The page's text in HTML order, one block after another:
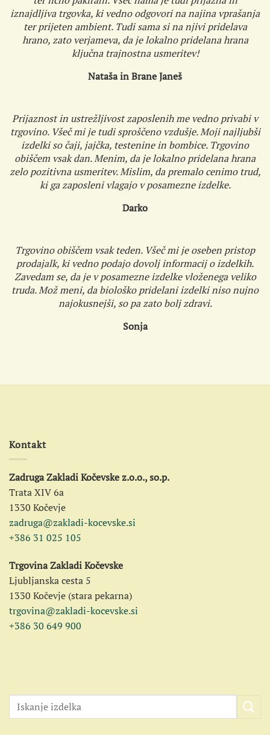
iznajdljiva trgovka, ki vedno odgovori na najina vprašanja
ter prijeten ambient. Tudi sama si na njivi pridelava
hrano, zato verjameva, da je lokalno pridelana hrana
ključna trajnostna usmeritev!
Nataša in Brane Janeš
Prijaznost in ustrežljivost zaposlenih me vedno privabi v
trgovino. Všeč mi je tudi sproščeno vzdušje. Moji najljubši
izdelki so čaji, jajčka, testenine in bombice. Trgovino
obiščem vsak dan. Menim, da je lokalno pridelana hrana
zelo pozitivna usmeritev. Mislim, da premalo cenimo trud,
ki ga zaposleni vlagajo v posamezne izdelke.
Darko
Trgovino obiščem vsak teden. Všeč mi je oseben pristop
prodajalk, ki vedno podajo dovolj informacij o izdelkih.
Zavedam se, da je v posamezne izdelke vloženega veliko
truda. Mož meni, da biološko pridelani izdelki niso nujno
najokusnejši, so pa zato bolj zdravi.
Sonja
Kontakt
Zadruga Zakladi Kočevske z.o.o., so.p.
Trata XIV 6a
1330 Kočevje
zadruga@zakladi-kocevske.si
+386 31 025 105
Trgovina Zakladi Kočevske
Ljubljanska cesta 5
1330 Kočevje (stara pekarna)
trgovina@zakladi-kocevske.si
+386 30 649 900